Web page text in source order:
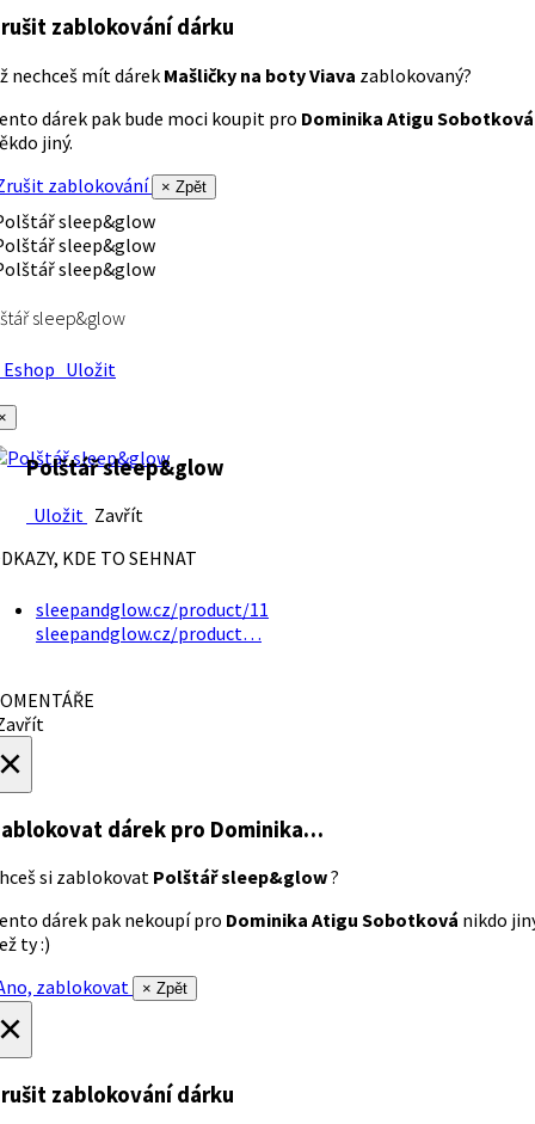
zablokování dárku
nechceš mít dárek Mašličky na boty Viava zablokovaný?
dárek pak bude moci koupit pro Dominika Atigu Sobotková
jiný.
zablokování
× Zpět
sleep&glow
Uložit
Polštář sleep&glow
Uložit Zavřít
KDE TO SEHNAT
sleepandglow.cz/product/11
sleepandglow.cz/product…
dárek pro Dominika…
si zablokovat Polštář sleep&glow?
dárek pak nekoupí pro Dominika Atigu Sobotková nikdo
ty :)
zablokovat
× Zpět
zablokování dárku